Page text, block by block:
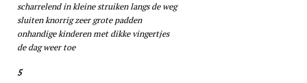
scharrelend in kleine struiken langs de weg
sluiten knorrig zeer grote padden
onhandige kinderen met dikke vingertjes
de dag weer toe
5